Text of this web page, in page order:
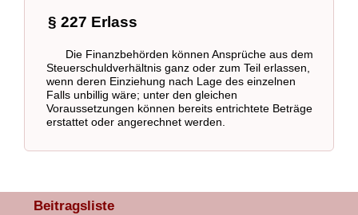
§ 227 Erlass
Die Finanzbehörden können Ansprüche aus dem
Steuerschuldverhältnis ganz oder zum Teil erlassen,
wenn deren Einziehung nach Lage des einzelnen
Falls unbillig wäre; unter den gleichen
Voraussetzungen können bereits entrichtete Beträge
erstattet oder angerechnet werden.
Beitragsliste